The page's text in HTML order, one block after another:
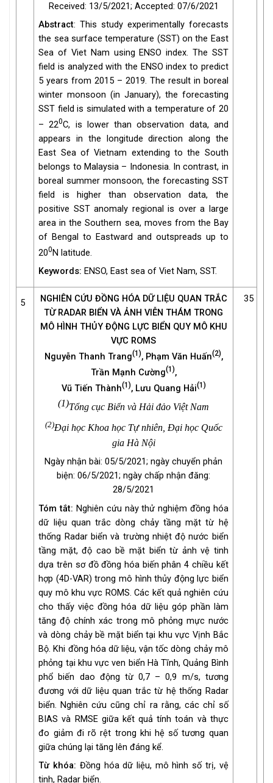
Received: 13/5/2021; Accepted: 07/6/2021
Abstract: This study experimentally forecasts
the sea surface temperature (SST) on the East
Sea of Viet Nam using ENSO index. The SST
field is analyzed with the ENSO index to predict
5 years from 2015 – 2019. The result in boreal
winter monsoon (in January), the forecasting
SST field is simulated with a temperature of 20
– 220C, is lower than observation data, and
appears in the longitude direction along the
East Sea of Vietnam extending to the South
belongs to Malaysia – Indonesia. In contrast, in
boreal summer monsoon, the forecasting SST
field is higher than observation data, the
positive SST anomaly regional is over a large
area in the Southern sea, moves from the Bay
of Bengal to Eastward and outspreads up to
200N latitude.
Keywords: ENSO, East sea of Viet Nam, SST.
5
NGHIÊN CỨU ĐỒNG HÓA DỮ LIỆU QUAN TRẮC
TỪ RADAR BIỂN VÀ ẢNH VIỄN THÁM TRONG
MÔ HÌNH THỦY ĐỘNG LỰC BIỂN QUY MÔ KHU
VỰC ROMS
Nguyễn Thanh Trang(1), Phạm Văn Huấn(2),
Trần Mạnh Cường(1),
Vũ Tiến Thành(1), Lưu Quang Hải(1)
(1)Tổng cục Biển và Hải đảo Việt Nam
(2)Đại học Khoa học Tự nhiên, Đại học Quốc
gia Hà Nội
Ngày nhận bài: 05/5/2021; ngày chuyển phản
biện: 06/5/2021; ngày chấp nhận đăng:
28/5/2021
Tóm tắt: Nghiên cứu này thử nghiệm đồng hóa
dữ liệu quan trắc dòng chảy tầng mặt từ hệ
thống Radar biển và trường nhiệt độ nước biển
tầng mặt, độ cao bề mặt biển từ ảnh vệ tinh
dựa trên sơ đồ đồng hóa biến phân 4 chiều kết
hợp (4D-VAR) trong mô hình thủy động lực biển
quy mô khu vực ROMS. Các kết quả nghiên cứu
cho thấy việc đồng hóa dữ liệu góp phần làm
tăng độ chính xác trong mô phỏng mực nước
và dòng chảy bề mặt biển tại khu vực Vịnh Bắc
Bộ. Khi đồng hóa dữ liệu, vận tốc dòng chảy mô
phỏng tại khu vực ven biển Hà Tĩnh, Quảng Bình
phổ biến dao động từ 0,7 – 0,9 m/s, tương
đương với dữ liệu quan trắc từ hệ thống Radar
biển. Nghiên cứu cũng chỉ ra rằng, các chỉ số
BIAS và RMSE giữa kết quả tính toán và thực
đo giảm đi rõ rệt trong khi hệ số tương quan
giữa chúng lại tăng lên đáng kể.
Từ khóa: Đồng hóa dữ liệu, mô hình số trị, vệ
tinh, Radar biển.
35